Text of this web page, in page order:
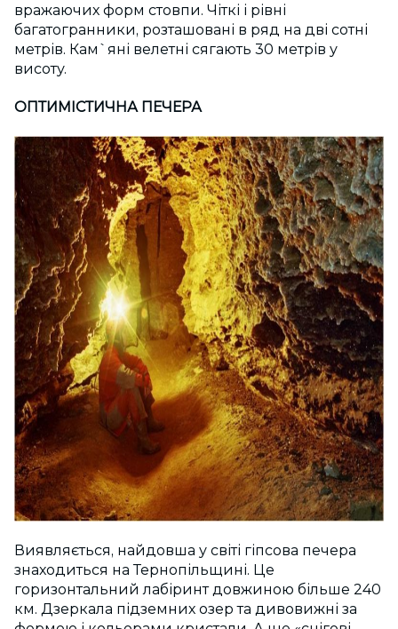
вражаючих форм стовпи. Чіткі і рівні
багатогранники, розташовані в ряд на дві сотні
метрів. Кам`яні велетні сягають 30 метрів у
висоту.
ОПТИМІСТИЧНА ПЕЧЕРА
Виявляється, найдовша у світі гіпсова печера
знаходиться на Тернопільщині. Це
горизонтальний лабіринт довжиною більше 240
км. Дзеркала підземних озер та дивовижні за